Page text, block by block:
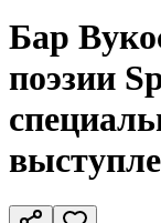
Бар
поэзии